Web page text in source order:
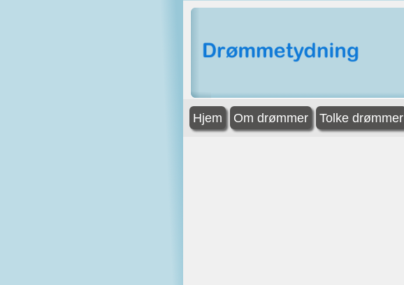
Hjem Om drømmer Tolke drømmer